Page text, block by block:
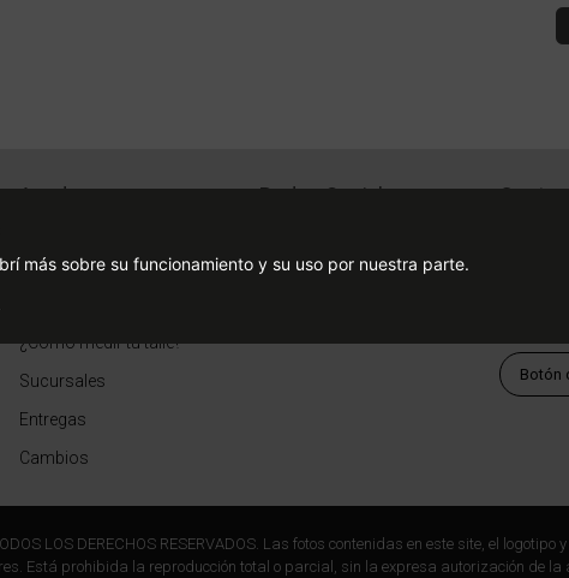
Ayuda
Preguntas Frecuentes
¿Cómo medir tu talle?
Sucursales
Entregas
Cambios
Redes Sociales
Instagram
Centro
Botón
LOS DERECHOS RESERVADOS. Las fotos contenidas en este site, el
Está prohibida la reproducción total o parcial, sin la expresa autorización de
más sobre su funcionamiento y su uso por nuestra parte.